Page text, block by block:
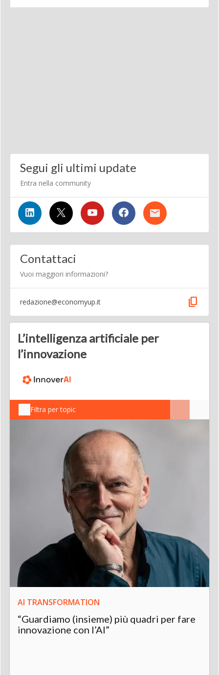
Segui gli ultimi update
Entra nella community
Contattaci
Vuoi maggiori informazioni?
redazione@economyup.it content_copy
L’intelligenza artificiale per
l’innovazione
Filtra per topic
AI TRANSFORMATION
“Guardiamo (insieme) più quadri per fare
innovazione con l’AI”